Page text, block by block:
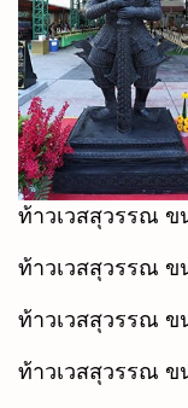
ท้าวเวสสุวรรณ ข
ท้าวเวสสุวรรณ ข
ท้าวเวสสุวรรณ ข
ท้าวเวสสุวรรณ ข